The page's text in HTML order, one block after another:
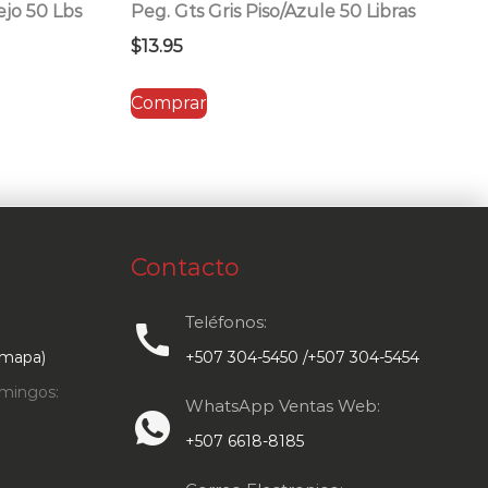
50 Lbs
Peg. Gts Gris Piso/Azule 50 Libras
$13.95
Comprar
Contacto
call Teléfonos:
+507 304-5450 /+507 304-5454
WhatsApp Ventas Web:
+507 6618-8185